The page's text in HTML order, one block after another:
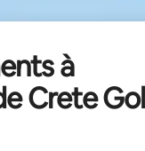
à
Crete